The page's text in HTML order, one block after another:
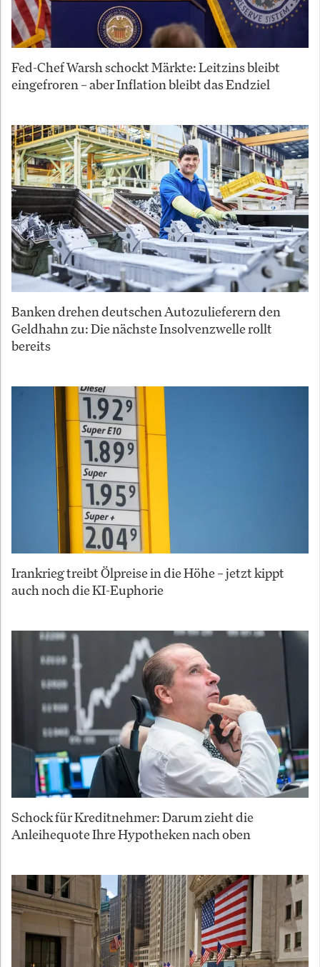
Fed-Chef Warsh schockt Märkte: Leitzins bleibt
eingefroren – aber Inflation bleibt das Endziel
Banken drehen deutschen Autozulieferern den
Geldhahn zu: Die nächste Insolvenzwelle rollt
bereits
Irankrieg treibt Ölpreise in die Höhe – jetzt kippt
auch noch die KI-Euphorie
Schock für Kreditnehmer: Darum zieht die
Anleihequote Ihre Hypotheken nach oben